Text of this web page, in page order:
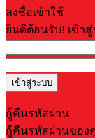
ลงชื่อเข้าใช้
ยินดีต้อนรับ! เข้า
กู้คืนรหัสผ่าน
กู้คืนรหัสผ่านขอ